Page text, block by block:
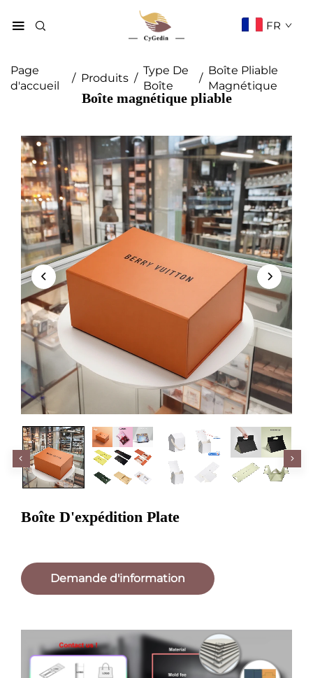
FR
Page
d'accueil
/ Produits /
Type De
Boîte
/
Boîte Pliable
Magnétique
Boîte magnétique pliable
Boîte D'expédition Plate
Demande d'information